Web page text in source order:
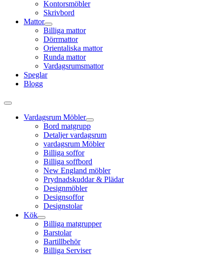
Kontorsmöbler
Skrivbord
Mattor
Billiga mattor
Dörrmattor
Orientaliska mattor
Runda mattor
Vardagsrumsmattor
Speglar
Blogg
Vardagsrum Möbler
Bord matgrupp
Detaljer vardagsrum
vardagsrum Möbler
Billiga soffor
Billiga soffbord
New England möbler
Prydnadskuddar & Plädar
Designmöbler
Designsoffor
Designstolar
Kök
Billiga matgrupper
Barstolar
Bartillbehör
Billiga Serviser